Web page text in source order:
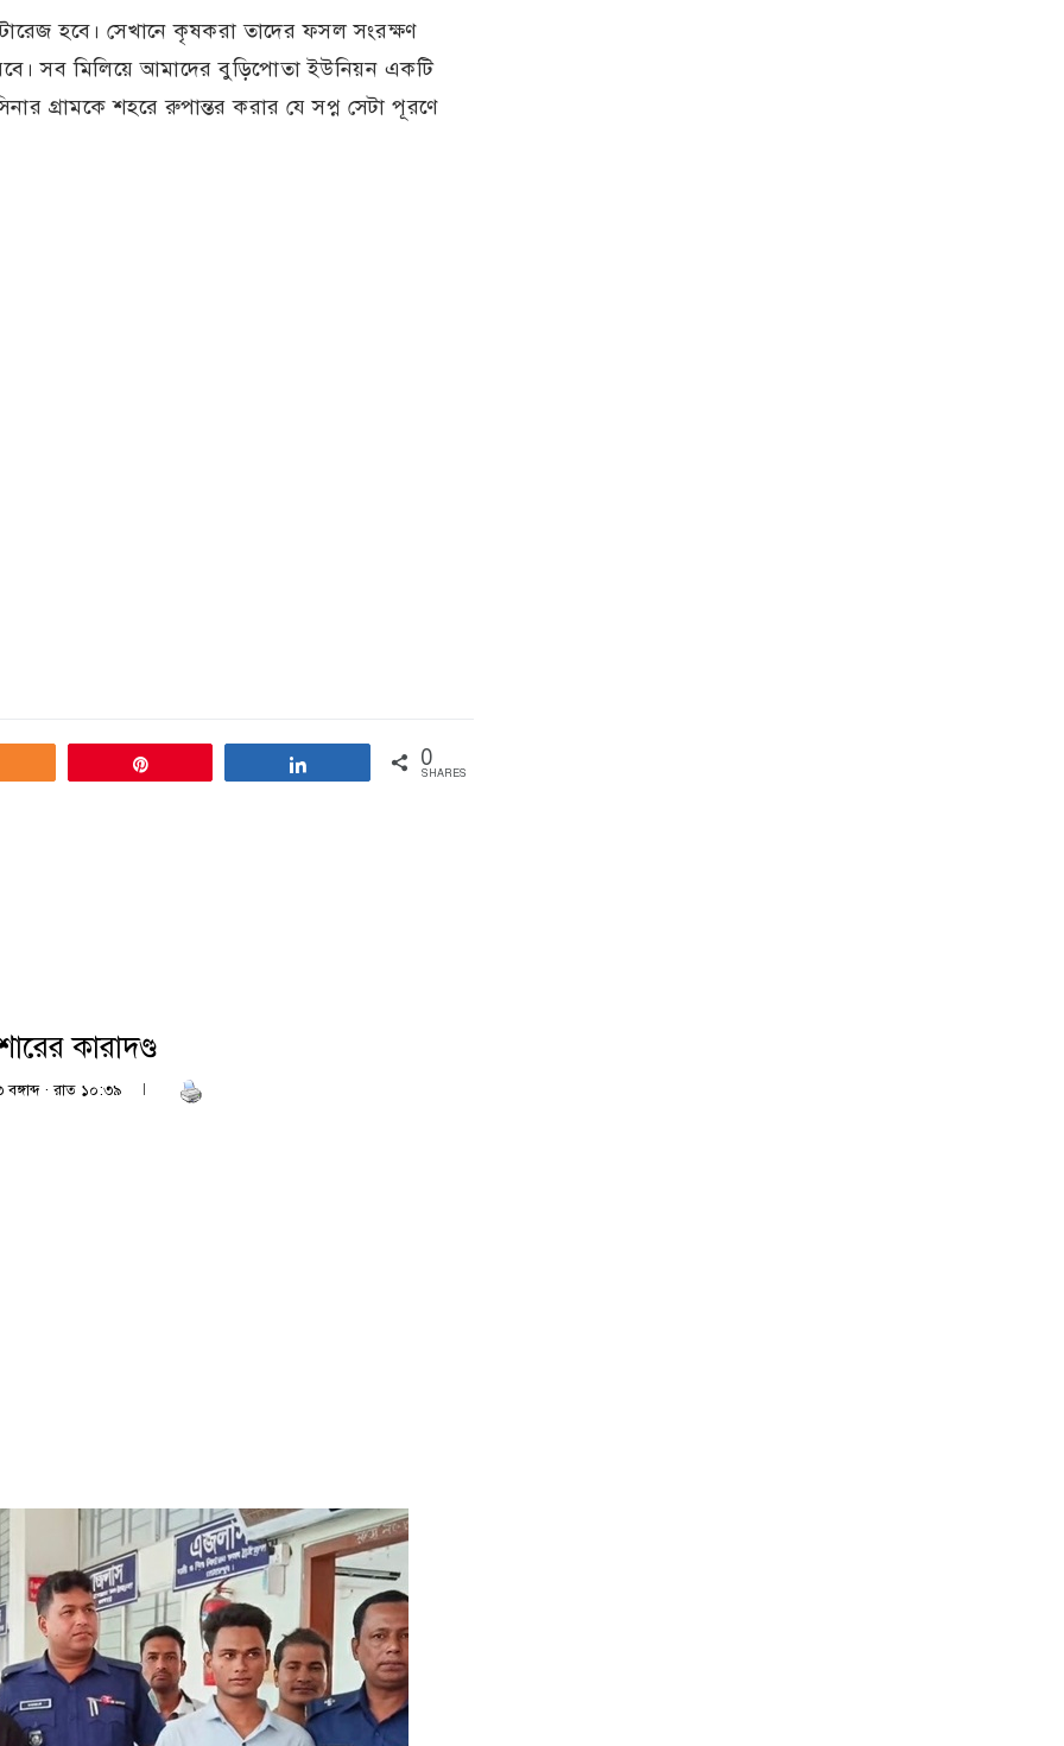
হবে। সেখানে কৃষকরা তাদের ফসল সংরক্ষণ
সব মিলিয়ে আমাদের বুড়িপোতা ইউনিয়ন একটি
গ্রামকে শহরে রুপান্তর করার যে সপ্ন সেটা পূরণে
0
SHARES
কারাদণ্ড
· রাত ১০:৩৯